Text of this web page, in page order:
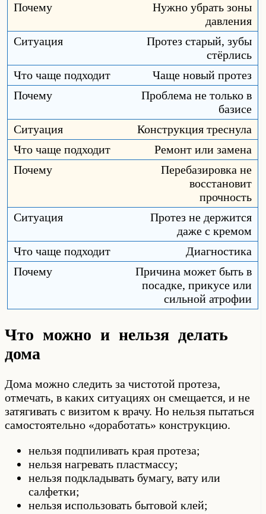
Нужно убрать зоны
давления
Протез старый, зубы
стёрлись
Чаще новый протез
Проблема не только в
базисе
Конструкция треснула
Ремонт или замена
Перебазировка не
восстановит
прочность
Протез не держится
даже с кремом
Диагностика
Причина может быть в
посадке, прикусе или
сильной атрофии
Что можно и нельзя делать
дома
Дома можно следить за чистотой протеза,
отмечать, в каких ситуациях он смещается, и не
затягивать с визитом к врачу. Но нельзя пытаться
самостоятельно «доработать» конструкцию.
нельзя подпиливать края протеза;
нельзя нагревать пластмассу;
нельзя подкладывать бумагу, вату или
салфетки;
нельзя использовать бытовой клей;